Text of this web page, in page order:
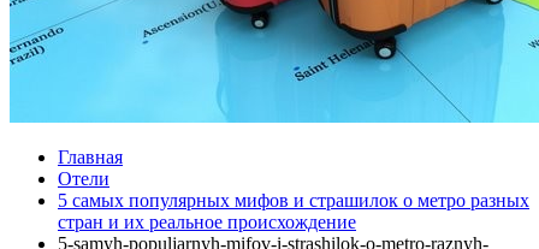
Главная
Отели
5 самых популярных мифов и страшилок о метро разных
стран и их реальное происхождение
5-samyh-populjarnyh-mifov-i-strashilok-o-metro-raznyh-